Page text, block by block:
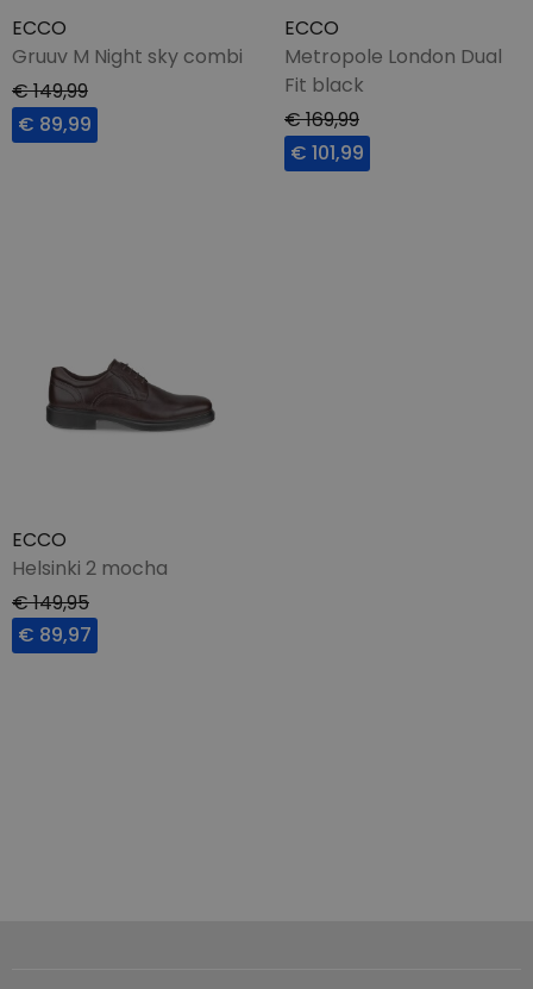
ECCO
Gruuv M Night sky combi
€ 149,99
€ 89,99
ECCO
Metropole London Dual
Fit black
€ 169,99
€ 101,99
ECCO
Helsinki 2 mocha
€ 149,95
€ 89,97